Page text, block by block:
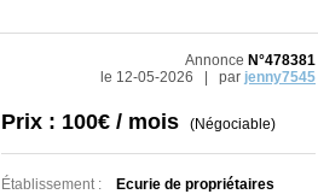
Annonce N°478381
le 12-05-2026 | par jenny7545
Prix : 100€ / mois (Négociable)
Établissement :
Ecurie de propriétaires